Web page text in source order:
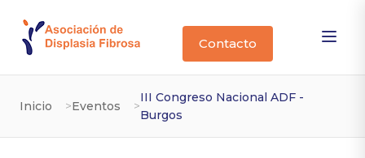
Contacto
Inicio Eventos
III Congreso Nacional ADF -
Burgos